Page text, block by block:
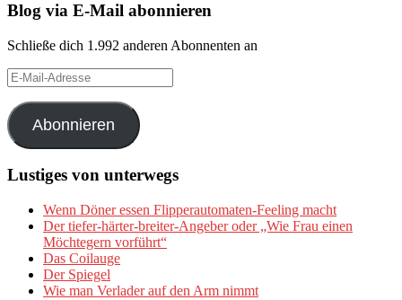
Blog via E-Mail abonnieren
Schließe dich 1.992 anderen Abonnenten an
E-
Mail-
Adresse
Abonnieren
Lustiges von unterwegs
Wenn Döner essen Flipperautomaten-Feeling macht
Der tiefer-härter-breiter-Angeber oder „Wie Frau einen
Möchtegern vorführt“
Das Coilauge
Der Spiegel
Wie man Verlader auf den Arm nimmt